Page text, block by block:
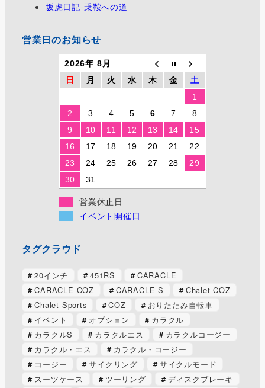
坂虎日記-乗鞍への道
営業日のお知らせ
2026年 8月
日
月 火 水 木 金
土
1
2
3 4 5 6 7
8
9
10 11 12 13 14
15
16
17 18 19 20 21
22
23
24 25 26 27 28
29
30
31
営業休止日
イベント開催日
タグクラウド
20インチ 451RS
CARACLE
CARACLE-COZ
CARACLE-S
Chalet-COZ
Chalet Sports
COZ
おりたたみ自転車
イベント
オプション
カラクル
カラクルS
カラクルエス
カラクルコージー
カラクル・エス
カラクル・コージー
コージー
サイクリング
サイクルモード
スーツケース
ツーリング
ディスクブレーキ